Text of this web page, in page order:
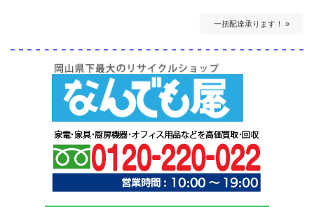
一括配達承ります！ »